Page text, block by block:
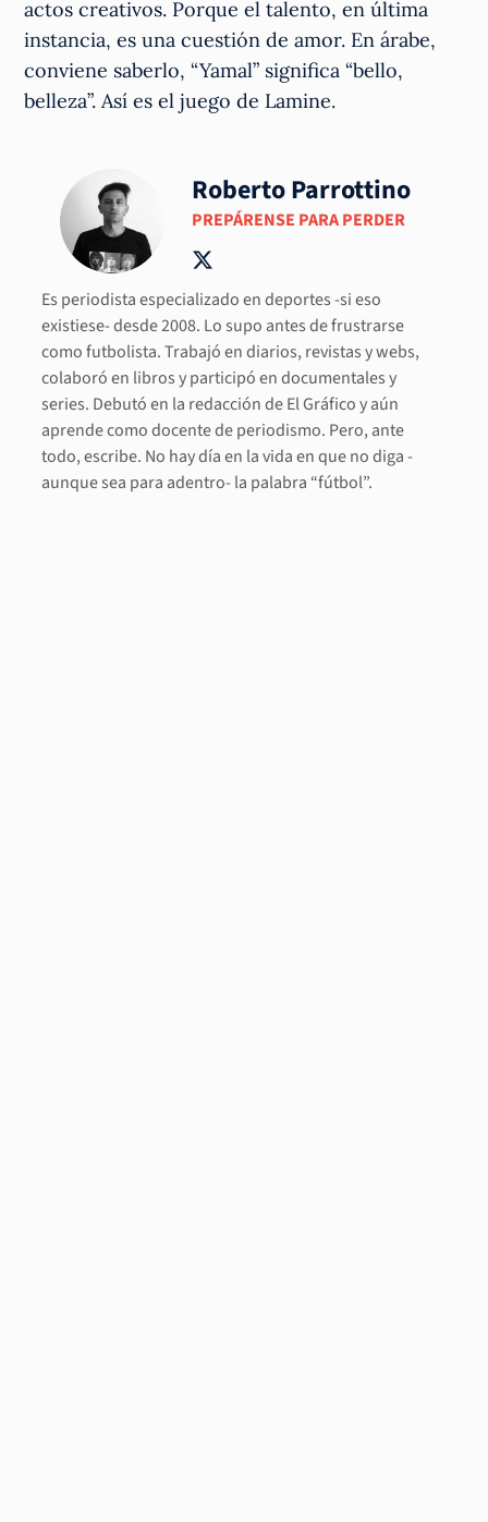
actos creativos. Porque el talento, en última
instancia, es una cuestión de amor. En árabe,
conviene saberlo, “Yamal” significa “bello,
belleza”. Así es el juego de Lamine.
Roberto Parrottino
PREPÁRENSE PARA PERDER
Es periodista especializado en deportes -si eso
existiese- desde 2008. Lo supo antes de frustrarse
como futbolista. Trabajó en diarios, revistas y webs,
colaboró en libros y participó en documentales y
series. Debutó en la redacción de El Gráfico y aún
aprende como docente de periodismo. Pero, ante
todo, escribe. No hay día en la vida en que no diga -
aunque sea para adentro- la palabra “fútbol”.